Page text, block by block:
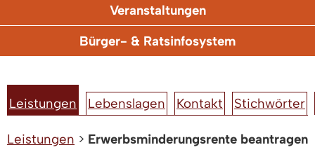
Veranstaltungen
Bürger- & Ratsinfosystem
Leistungen Lebenslagen Kontakt Stichwörter
Leistungen > Erwerbsminderungsrente beantragen